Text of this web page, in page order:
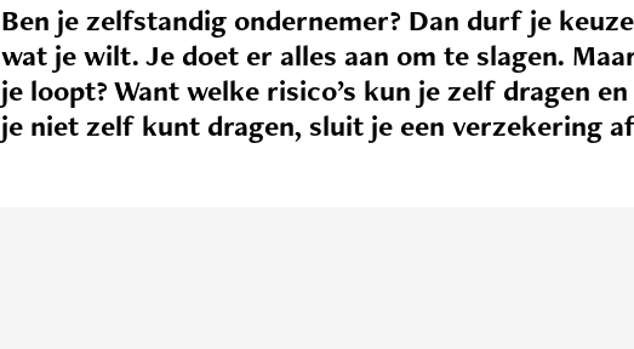
Ben je zelfstandig ondernemer? Dan durf je
wat je wilt. Je doet er alles aan om te slagen.
je loopt? Want welke risico’s kun je zelf dragen
je niet zelf kunt dragen, sluit je een verzekering